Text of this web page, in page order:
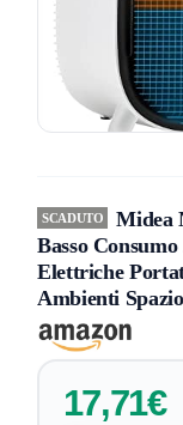
SCADUTO
Midea
Basso
Elettriche
Ambienti
17,71€